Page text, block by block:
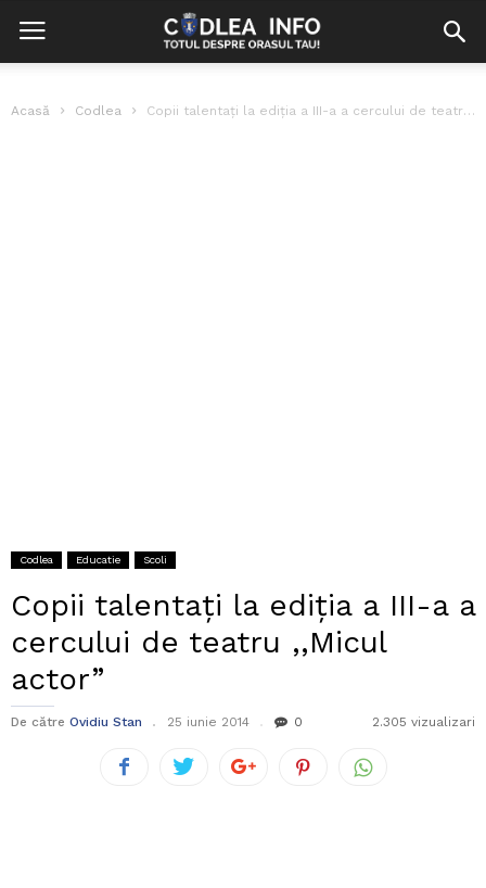
Acasă Codlea Copii talentați la ediția a III-a a cercului de teatru ,,Micul actor”
Codlea Educatie Scoli
Copii talentați la ediția a III-a a
cercului de teatru ,,Micul
actor”
De către Ovidiu Stan 25 iunie 2014 0 2.305 vizualizari